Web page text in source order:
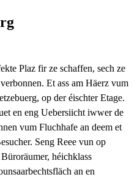
Plaz fir ze schaffen, sech ze
Et ass am Häerz vum
op der éischter Etage.
en eng Uebersiicht iwwer de
vum Fluchhafe an deem et
Seng Reee vun op
héichklass
an en